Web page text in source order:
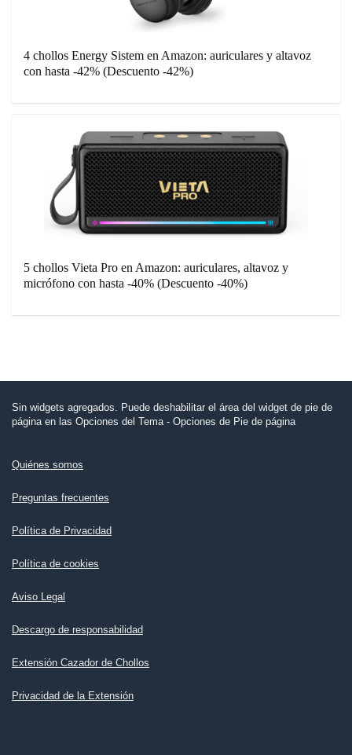
4 chollos Energy Sistem en Amazon: auriculares y altavoz
con hasta -42% (Descuento -42%)
5 chollos Vieta Pro en Amazon: auriculares, altavoz y
micrófono con hasta -40% (Descuento -40%)
Sin widgets agregados. Puede deshabilitar el área del widget de pie de
página en las Opciones del Tema - Opciones de Pie de página
Quiénes somos
Preguntas frecuentes
Política de Privacidad
Política de cookies
Aviso Legal
Descargo de responsabilidad
Extensión Cazador de Chollos
Privacidad de la Extensión